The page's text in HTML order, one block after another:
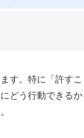
す。特に「許す
どう行動できる